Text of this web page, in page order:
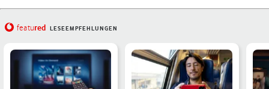
featured LESEEMPFEHLUNGEN